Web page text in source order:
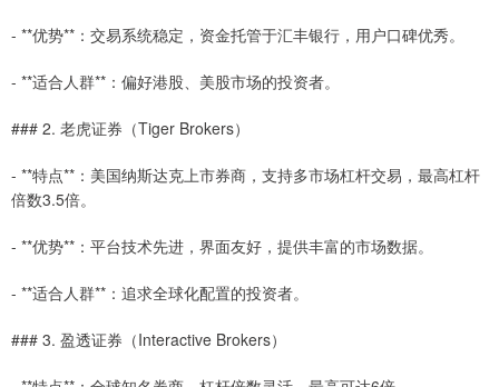
- **优势**：交易系统稳定，资金托管于汇丰银行，用户口碑优秀。
- **适合人群**：偏好港股、美股市场的投资者。
### 2. 老虎证券（Tiger Brokers）
- **特点**：美国纳斯达克上市券商，支持多市场杠杆交易，最高杠杆
倍数3.5倍。
- **优势**：平台技术先进，界面友好，提供丰富的市场数据。
- **适合人群**：追求全球化配置的投资者。
### 3. 盈透证券（Interactive Brokers）